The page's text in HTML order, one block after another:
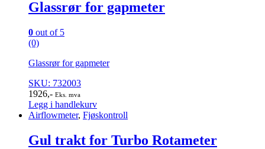
Glassrør for gapmeter
0 out of 5
(0)
Glassrør for gapmeter
SKU: 732003
1926,- Eks. mva
Legg i handlekurv
Airflowmeter, Fjøskontroll
Gul trakt for Turbo Rotameter